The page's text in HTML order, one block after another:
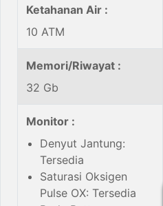
Ketahanan Air :
10 ATM
Memori/Riwayat :
32 Gb
Monitor :
Denyut Jantung:
Tersedia
Saturasi Oksigen
Pulse OX: Tersedia